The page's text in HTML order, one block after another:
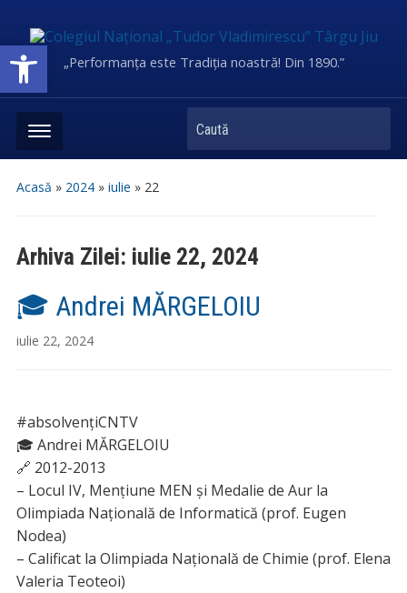
Deschide bara de unelte„Performanța este Tradiția noastră! Din 1890.”
Caută
Acasă » 2024» iulie » 22
Arhiva Zilei: iulie 22, 2024
🎓 Andrei MĂRGELOIU
iulie 22, 2024
#absolvențiCNTV
🎓 Andrei MĂRGELOIU
🔗 2012-2013
– Locul IV, Mențiune MEN și Medalie de Aur la
Olimpiada Națională de Informatică (prof. Eugen
Nodea)
– Calificat la Olimpiada Națională de Chimie (prof. Elena
Valeria Teoteoi)